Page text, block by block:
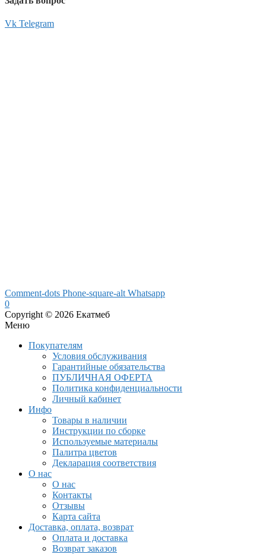
Vk Telegram
Comment-dots Phone-square-alt Whatsapp
0
Copyright © 2026 Екатмеб
Меню
Покупателям
Условия обслуживания
Гарантийные обязательства
ПУБЛИЧНАЯ ОФЕРТА
Политика конфиденциальности
Личный кабинет
Инфо
Товары в наличии
Инструкции по сборке
Используемые материалы
Палитра цветов
Декларация соответствия
О нас
О нас
Контакты
Отзывы
Карта сайта
Доставка, оплата, возврат
Оплата и доставка
Возврат заказов